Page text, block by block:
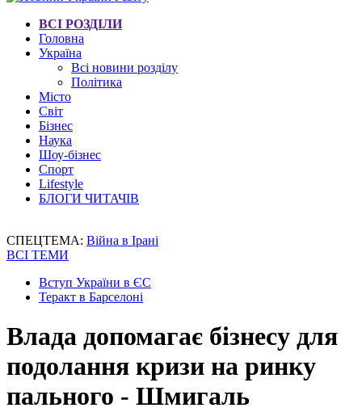
ВСІ РОЗДІЛИ
Головна
Україна
Всі новини розділу
Політика
Місто
Світ
Бізнес
Наука
Шоу-бізнес
Спорт
Lifestyle
БЛОГИ ЧИТАЧІВ
СПЕЦТЕМА: Війна в Ірані
ВСІ ТЕМИ
Вступ України в ЄС
Теракт в Барселоні
Влада допомагає бізнесу для
подолання кризи на ринку
пального - Шмигаль